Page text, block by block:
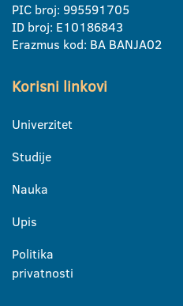
PIC broj: 995591705
ID broj: E10186843
Erazmus kod: BA BANJA02
Korisni linkovi
Univerzitet
Studije
Nauka
Upis
Politika
privatnosti